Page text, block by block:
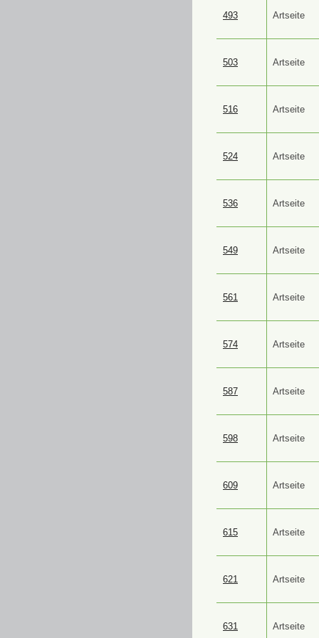
493 Artseite
503 Artseite
516 Artseite
524 Artseite
536 Artseite
549 Artseite
561 Artseite
574 Artseite
587 Artseite
598 Artseite
609 Artseite
615 Artseite
621 Artseite
631 Artseite